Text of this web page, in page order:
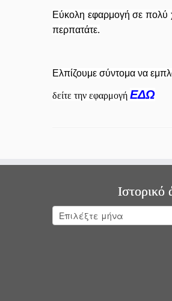
Εύκολη εφαρμογή σε πολύ
περπατάτε.
Ελπίζουμε σύντομα να
δείτε την εφαρμογή ΕΔΩ
Ιστορικό
Ιστορικό
άρθρων